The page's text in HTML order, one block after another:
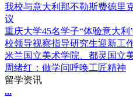
我校与意大利那不勒斯费德里
议
重庆大学45名学子“体验意大利
校领导视察指导研究生迎新工
米兰国立美术学院、都灵国立
周绪红：做学问呼唤工匠精神
留学资讯
...